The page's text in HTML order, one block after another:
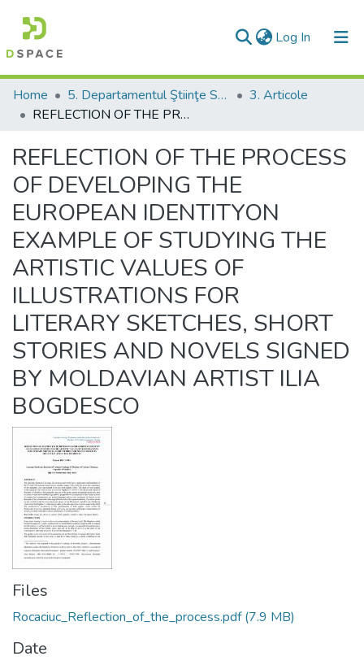
Log In (current)
Communities & Collections
All of DSpace
Statistics
Home 5. Departamentul Ştiinţe Socio-Umanistice şi Limbi Moderne
3. Articole
REFLECTION OF THE PROCESS OF DEVELOPING THE EUROPEAN IDENTITYON EXAMPLE OF STUDYING THE ARTISTIC VALUES OF ILLUSTRATIONS FOR LITERARY SKETCHES, SHORT STORIES AND NOVELS SIGNED BY MOLDAVIAN ARTIST ILIA BOGDESCO
REFLECTION OF THE PROCESS
OF DEVELOPING THE
EUROPEAN IDENTITYON
EXAMPLE OF STUDYING THE
ARTISTIC VALUES OF
ILLUSTRATIONS FOR
LITERARY SKETCHES, SHORT
STORIES AND NOVELS SIGNED
BY MOLDAVIAN ARTIST ILIA
BOGDESCO
Files
Rocaciuc_Reflection_of_the_process.pdf(7.9 MB)
Date